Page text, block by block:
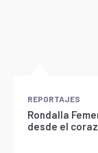
REPORTAJES
Rondalla
desde el